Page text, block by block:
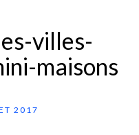
villes-
maisons
2017